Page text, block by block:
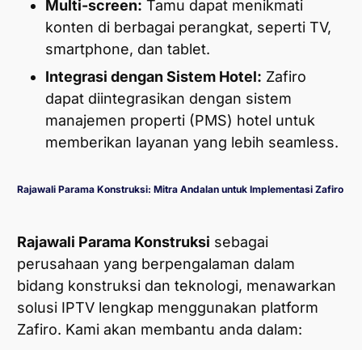
Multi-screen: Tamu dapat menikmati
konten di berbagai perangkat, seperti TV,
smartphone, dan tablet.
Integrasi dengan Sistem Hotel: Zafiro
dapat diintegrasikan dengan sistem
manajemen properti (PMS) hotel untuk
memberikan layanan yang lebih seamless.
Rajawali Parama Konstruksi: Mitra Andalan untuk Implementasi Zafiro
Rajawali Parama Konstruksi sebagai
perusahaan yang berpengalaman dalam
bidang konstruksi dan teknologi, menawarkan
solusi IPTV lengkap menggunakan platform
Zafiro. Kami akan membantu anda dalam: